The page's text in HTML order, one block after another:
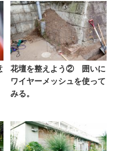
花壇を整えよう② 囲いに
ワイヤーメッシュを使って
みる。